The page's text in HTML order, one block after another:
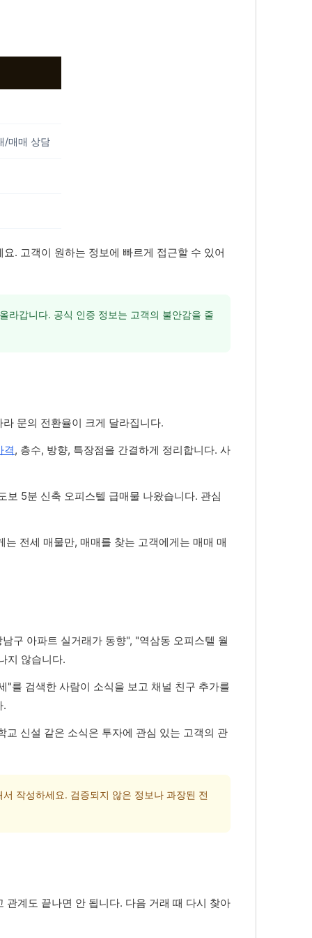
/매매 상담
. 고객이 원하는 정보에 빠르게 접근할 수 있어
라갑니다. 공식 인증 정보는 고객의 불안감을 줄
문의 전환율이 크게 달라집니다.
격, 층수, 방향, 특장점을 간결하게 정리합니다. 사
5분 신축 오피스텔 급매물 나왔습니다. 관심
전세 매물만, 매매를 찾는 고객에게는 매매 매
구 아파트 실거래가 동향", "역삼동 오피스텔 월
지 않습니다.
를 검색한 사람이 소식을 보고 채널 친구 추가를
.
신설 같은 소식은 투자에 관심 있는 고객의 관
작성하세요. 검증되지 않은 정보나 과장된 전
계도 끝나면 안 됩니다. 다음 거래 때 다시 찾아